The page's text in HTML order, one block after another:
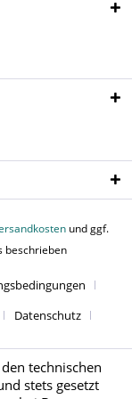
und ggf.
beschrieben
Datenschutz
technischen
stets gesetzt